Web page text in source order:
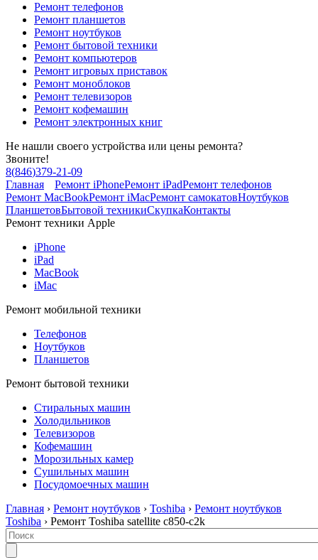
Ремонт телефонов
Ремонт планшетов
Ремонт ноутбуков
Ремонт бытовой техники
Ремонт компьютеров
Ремонт игровых приставок
Ремонт моноблоков
Ремонт телевизоров
Ремонт кофемашин
Ремонт электронных книг
Не нашли своего устройства или цены ремонта?
Звоните!
8(846)379-21-09
Главная
Ремонт iPhoneРемонт iPadРемонт телефонов
Ремонт MacBookРемонт iMacРемонт самокатовНоутбуков
ПланшетовБытовой техникиСкупкаКонтакты
Ремонт техники Apple
iPhone
iPad
MacBook
iMac
Ремонт мобильной техники
Телефонов
Ноутбуков
Планшетов
Ремонт бытовой техники
Стиральных машин
Холодильников
Телевизоров
Кофемашин
Морозильных камер
Сушильных машин
Посудомоечных машин
Главная › Ремонт ноутбуков › Toshiba › Ремонт ноутбуков
Toshiba › Ремонт Toshiba satellite c850-c2k